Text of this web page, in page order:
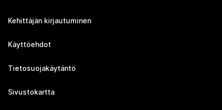
Kehittäjän kirjautuminen
Käyttöehdot
Tietosuojakäytäntö
Sivustokartta